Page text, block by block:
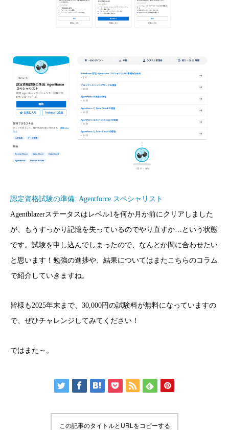
認定資格試験の準備: Agentforce スペシャリスト
Agentblazerステータスはレベル1を何か月か前にクリアしました
が、もうすっかり記憶を失っているのでやり直すか…という状態
です。試験を申し込んでしまったので、なんとか間に合わせたい
と思います！勉強の進捗や、結果についてはまたこちらのコラム
で紹介していきますね。
皆様も2025年末まで、30,000円の試験料が無料になっていますの
で、ぜひチャレンジしてみてください！
ではまた～。
この記事のタイトルとURLをコピーする